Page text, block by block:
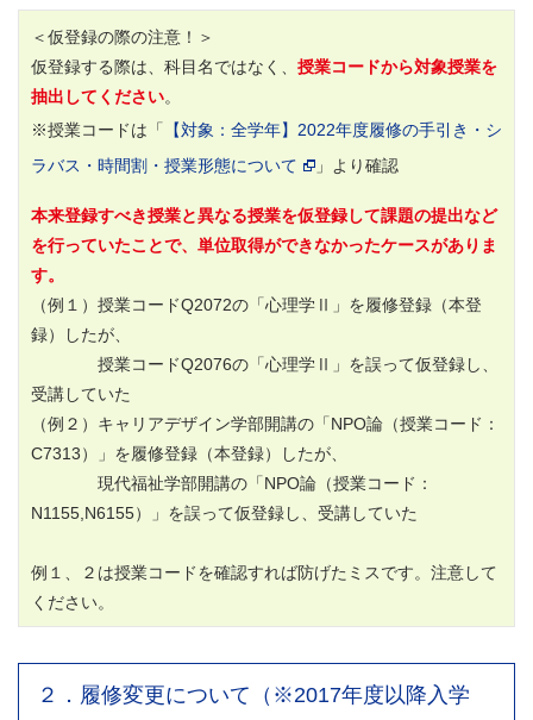
＜仮登録の際の注意！＞
仮登録する際は、科目名ではなく、 授業コードから対象授業を
抽出してください。
※授業コードは「
【対象：全学年】2022年度履修の手引き・シ
ラバス・時間割・授業形態について
」より確認
本来登録すべき授業と異なる授業を仮登録して課題の提出など
を行っていたことで、単位取得ができなかったケースがありま
す。
（例１）授業コードQ2072の「心理学Ⅱ」を履修登録（本登
録）したが、
授業コードQ2076の「心理学Ⅱ」を誤って仮登録し、
受講していた
（例２）キャリアデザイン学部開講の「NPO論（授業コード：
C7313）」を履修登録（本登録）したが、
現代福祉学部開講の「NPO論（授業コード：
N1155,N6155）」を誤って仮登録し、受講していた
例１、２は授業コードを確認すれば防げたミスです。注意して
ください。
２．履修変更について（※2017年度以降入学